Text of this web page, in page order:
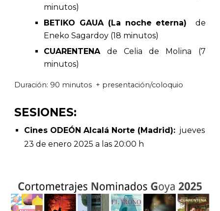
minutos)
BETIKO GAUA (La noche eterna) de
Eneko Sagardoy (18 minutos)
CUARENTENAde Celia de Molina (7
minutos)
Duración: 90 minutos + presentación/coloquio
SESIONES:
Cines ODEÓN Alcalá Norte (Madrid): jueves
23 de enero 2025 a las 20:00 h